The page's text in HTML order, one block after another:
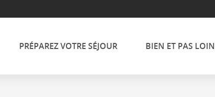
PRÉPAREZ VOTRE SÉJOUR BIEN ET PAS LOIN